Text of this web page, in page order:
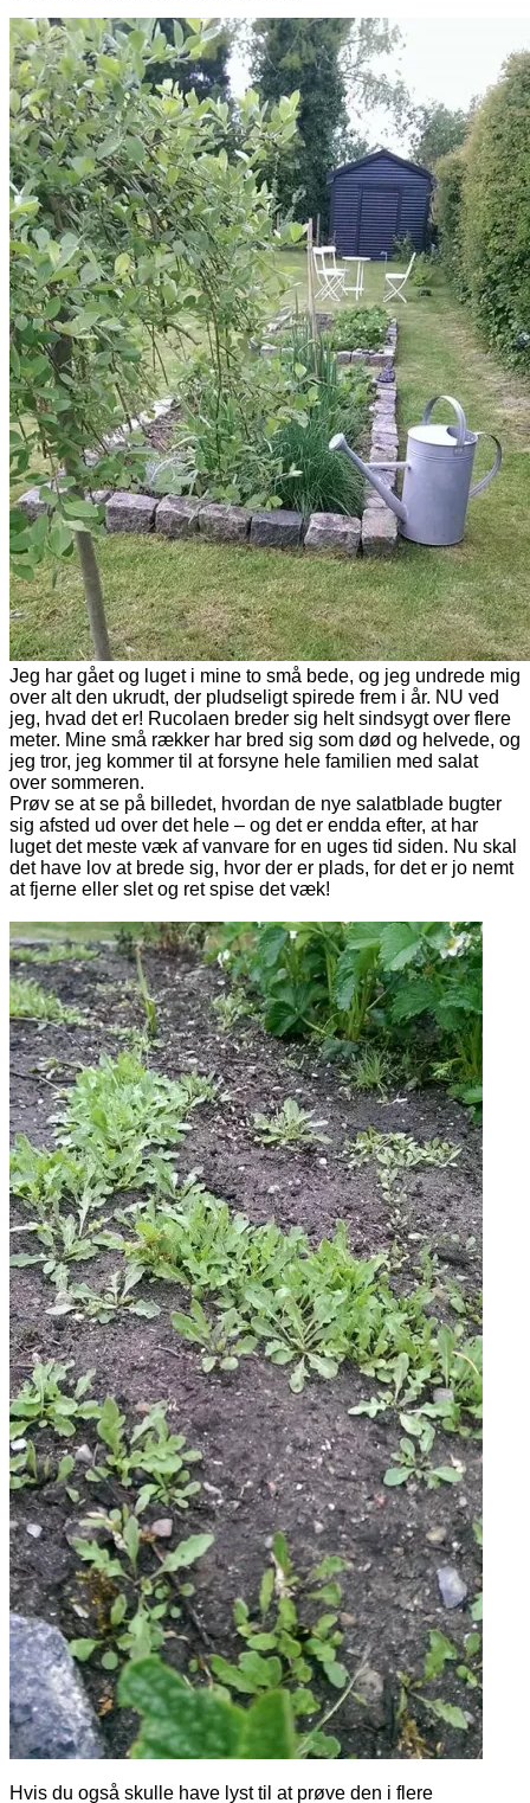
Jeg har gået og luget i mine to små bede, og jeg undrede mig
over alt den ukrudt, der pludseligt spirede frem i år. NU ved
jeg, hvad det er! Rucolaen breder sig helt sindsygt over flere
meter. Mine små rækker har bred sig som død og helvede, og
jeg tror, jeg kommer til at forsyne hele familien med salat
over sommeren.
Prøv se at se på billedet, hvordan de nye salatblade bugter
sig afsted ud over det hele – og det er endda efter, at har
luget det meste væk af vanvare for en uges tid siden. Nu skal
det have lov at brede sig, hvor der er plads, for det er jo nemt
at fjerne eller slet og ret spise det væk!
Hvis du også skulle have lyst til at prøve den i flere